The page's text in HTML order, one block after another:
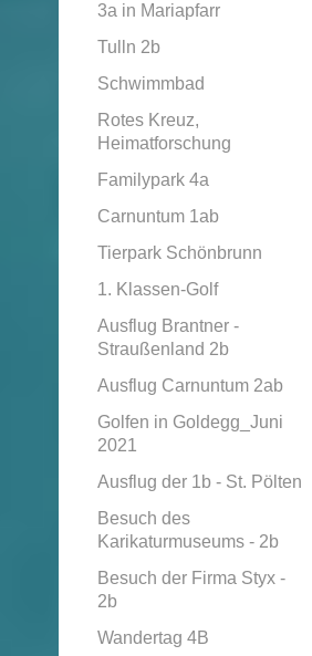
3a in Mariapfarr
Tulln 2b
Schwimmbad
Rotes Kreuz,
Heimatforschung
Familypark 4a
Carnuntum 1ab
Tierpark Schönbrunn
1. Klassen-Golf
Ausflug Brantner -
Straußenland 2b
Ausflug Carnuntum 2ab
Golfen in Goldegg_Juni
2021
Ausflug der 1b - St. Pölten
Besuch des
Karikaturmuseums - 2b
Besuch der Firma Styx -
2b
Wandertag 4B